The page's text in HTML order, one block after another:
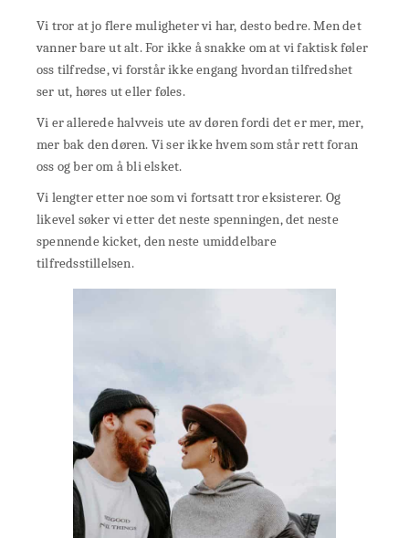
Vi tror at jo flere muligheter vi har, desto bedre. Men det
vanner bare ut alt. For ikke å snakke om at vi faktisk føler
oss tilfredse, vi forstår ikke engang hvordan tilfredshet
ser ut, høres ut eller føles.
Vi er allerede halvveis ute av døren fordi det er mer, mer,
mer bak den døren. Vi ser ikke hvem som står rett foran
oss og ber om å bli elsket.
Vi lengter etter noe som vi fortsatt tror eksisterer. Og
likevel søker vi etter det neste spenningen, det neste
spennende kicket, den neste umiddelbare
tilfredsstillelsen.